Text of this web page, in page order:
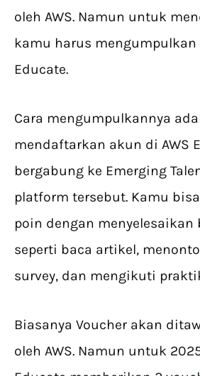
oleh AWS. Namun untuk
kamu harus mengumpulkan
Educate.
Cara mengumpulkannya
mendaftarkan akun di AWS
bergabung ke Emerging
platform tersebut. Kamu
poin dengan menyelesaikan
seperti baca artikel,
survey, dan mengikuti
Biasanya Voucher akan
oleh AWS. Namun untuk